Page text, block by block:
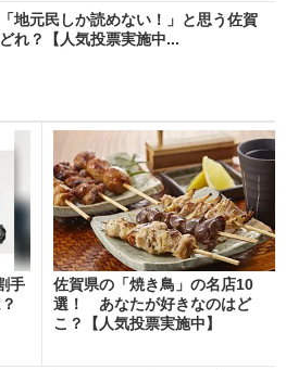
「地元民しか読めない！」と思う佐賀
れ？【人気投票実施中...
手
佐賀県の「焼き鳥」の名店10
選！ あなたが好きなのはど
こ？【人気投票実施中】